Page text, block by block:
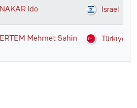
NAKAR Ido Israel
ERTEM Mehmet Sahin Türkiye